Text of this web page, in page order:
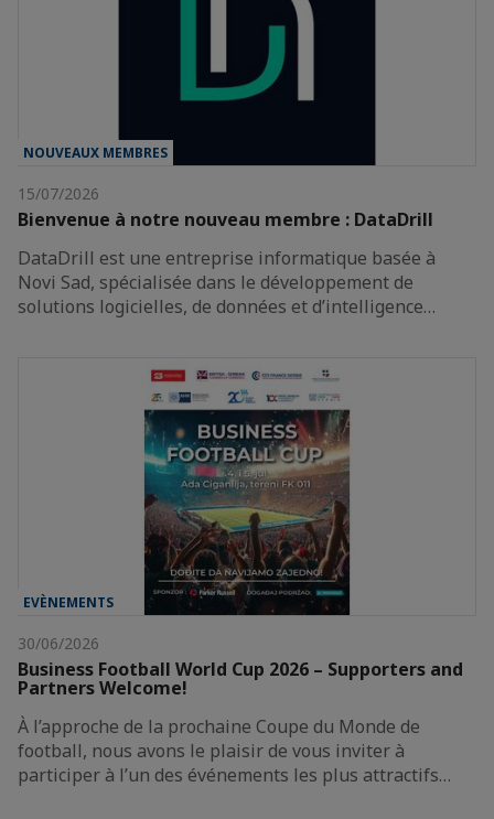
NOUVEAUX MEMBRES
15/07/2026
Bienvenue à notre nouveau membre : DataDrill
DataDrill est une entreprise informatique basée à
Novi Sad, spécialisée dans le développement de
solutions logicielles, de données et d’intelligence…
EVÈNEMENTS
30/06/2026
Business Football World Cup 2026 – Supporters and
Partners Welcome!
À l’approche de la prochaine Coupe du Monde de
football, nous avons le plaisir de vous inviter à
participer à l’un des événements les plus attractifs…